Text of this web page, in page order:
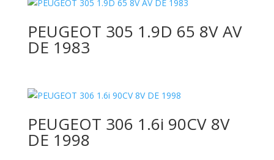
PEUGEOT 305 1.9D 65 8V AV
DE 1983
PEUGEOT 306 1.6i 90CV 8V
DE 1998